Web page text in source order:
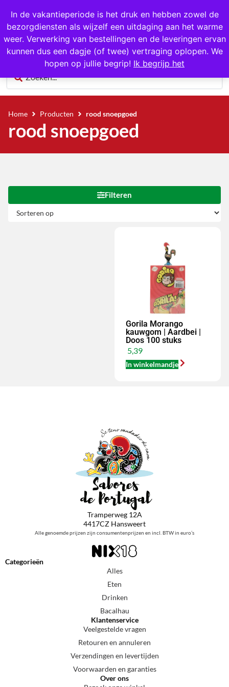
In de vakantieperiode is het druk en hebben zowel de
bezorgdiensten als wijzelf een uitdaging aan het warme
weer. Verwerking van bestellingen en de leveringen ervan
kunnen dus een dagje (of twee) vertraging oplopen. We
hopen op jullie begrip! Ik begrijp het
1000+ producten op voorraad
0
Home Producten rood snoepgoed
rood snoepgoed
Filteren
Gorila Morango
kauwgom | Aardbei |
Doos 100 stuks
5,39
In winkelmandje
Tramperweg 12A
4417CZ Hansweert
Alle genoemde prijzen zijn consumentenprijzen en incl. BTW in euro’s
Categorieën
Alles
Eten
Drinken
Bacalhau
Klantenservice
Veelgestelde vragen
Retouren en annuleren
Verzendingen en levertijden
Voorwaarden en garanties
Over ons